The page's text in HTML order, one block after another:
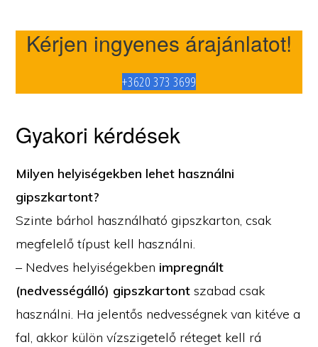
Kérjen ingyenes árajánlatot!
+3620 373 3699
Gyakori kérdések
Milyen helyiségekben lehet használni
gipszkartont?
Szinte bárhol használható gipszkarton, csak
megfelelő típust kell használni.
– Nedves helyiségekben impregnált
(nedvességálló) gipszkartont szabad csak
használni. Ha jelentős nedvességnek van kitéve a
fal, akkor külön vízszigetelő réteget kell rá